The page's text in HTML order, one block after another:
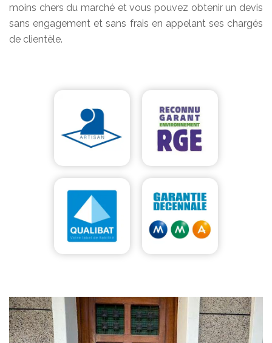
moins chers du marché et vous pouvez obtenir un devis
sans engagement et sans frais en appelant ses chargés
de clientèle.